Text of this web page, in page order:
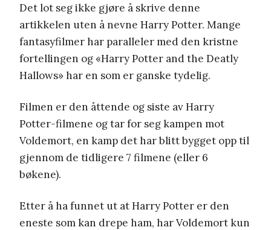
Det lot seg ikke gjøre å skrive denne
artikkelen uten å nevne Harry Potter. Mange
fantasyfilmer har paralleler med den kristne
fortellingen og «Harry Potter and the Deatly
Hallows» har en som er ganske tydelig.
Filmen er den åttende og siste av Harry
Potter-filmene og tar for seg kampen mot
Voldemort, en kamp det har blitt bygget opp til
gjennom de tidligere 7 filmene (eller 6
bøkene).
Etter å ha funnet ut at Harry Potter er den
eneste som kan drepe ham, har Voldemort kun